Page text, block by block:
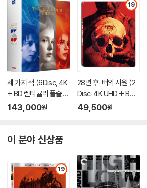
세 가지 색 (6Disc, 4K
+ BD 렌티큘러 풀슬립
트릴로지 박스 한정판)
143,000원
19
28년 후: 뼈의 사원 (2
Disc: 4K UHD + BD
스틸북 한정판) : 블루
49,500원
이 분야 신상품
19